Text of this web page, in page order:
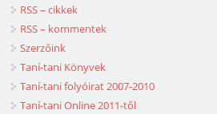
RSS – cikkek
RSS – kommentek
Szerzőink
Taní-tani Könyvek
Taní-tani folyóirat 2007-2010
Taní-tani Online 2011-től